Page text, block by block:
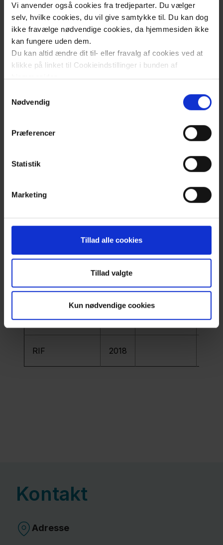
Vi anvender også cookies fra tredjeparter. Du vælger
selv, hvilke cookies, du vil give samtykke til. Du kan dog
ikke fravælge nødvendige cookies, da hjemmesiden ikke
kan fungere uden dem.
Du kan altid ændre dit til- eller fravalg af cookies ved at
klikke på linket til Cookieindstillinger i bunden af
hjemmesiden.
Læs mere om brugen af cookies på vores hjemmeside
Læs mere om vores behandling af personoplysninger
her.
Nødvendig
Præferencer
Statistik
Marketing
Tillad alle cookies
Tillad valgte
Kun nødvendige cookies
HLA-G 2013
FET
optimizing
Vægttab 2014
Sunde
Freeze all 2021
ISOG 2021
Hysteroskopi 2022
DNA brud i
2017 LH-studiet 2023
2017
Surgical sperm
retrieval
2017
RIF 2018
Kontakt
Adresse